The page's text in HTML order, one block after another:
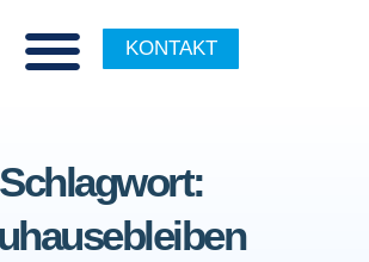
KONTAKT
Schlagwort: